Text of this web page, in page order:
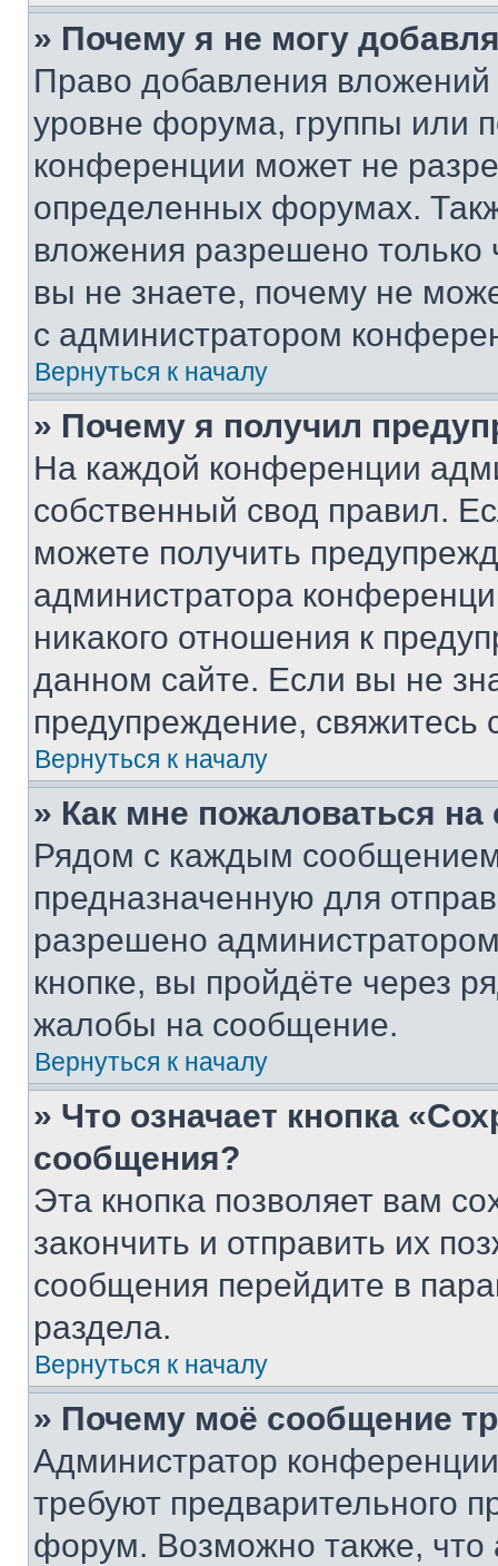
» Почему я не могу
Право добавления
уровне форума, группы или
конференции может не
определенных форумах.
вложения разрешено
вы не знаете, почему не
с администратором
Вернуться к началу
» Почему я получил
На каждой конференции
собственный свод правил.
можете получить
администратора
никакого отношения к
данном сайте. Если вы не
предупреждение,
Вернуться к началу
» Как мне пожаловаться
Рядом с каждым сообщением
предназначенную для
разрешено
кнопке, вы пройдёте через
жалобы на сообщение.
Вернуться к началу
» Что означает кнопка
сообщения?
Эта кнопка позволяет вам
закончить и отправить их
сообщения перейдите в
раздела.
Вернуться к началу
» Почему моё сообщение
Администратор
требуют предварительного
форум. Возможно также, что